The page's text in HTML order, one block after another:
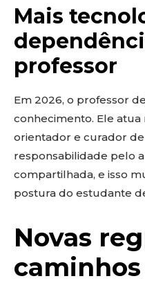
Mais
professor
Em 2026, o professor
conhecimento. Ele
orientador e curador
responsabilidade pelo
compartilhada, e isso
postura do estudante
Novas